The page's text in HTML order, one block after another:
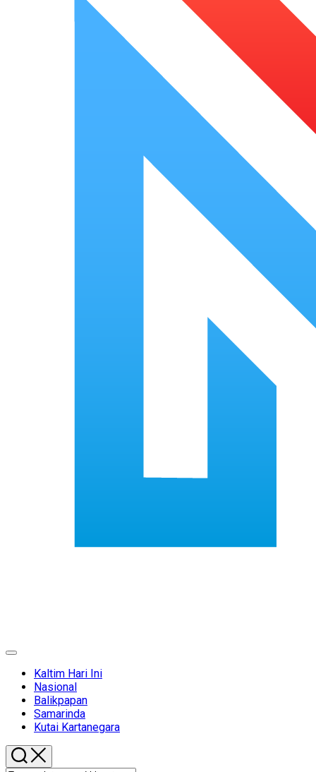
Expand
Kaltim Hari Ini
Nasional
Balikpapan
Samarinda
Kutai Kartanegara